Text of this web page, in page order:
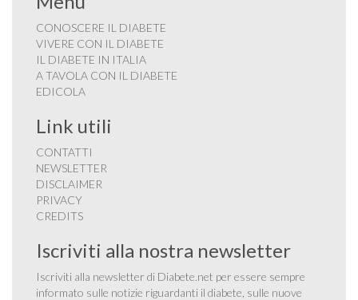
CONOSCERE IL DIABETE
VIVERE CON IL DIABETE
IL DIABETE IN ITALIA
A TAVOLA CON IL DIABETE
EDICOLA
Link utili
CONTATTI
NEWSLETTER
DISCLAIMER
PRIVACY
CREDITS
Iscriviti alla nostra newsletter
Iscriviti alla newsletter di Diabete.net per essere sempre
informato sulle notizie riguardanti il diabete, sulle nuove